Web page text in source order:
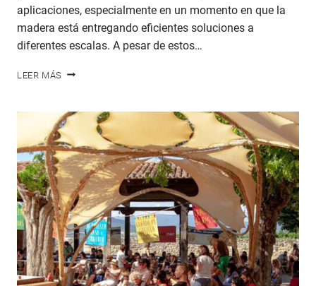
aplicaciones, especialmente en un momento en que la
madera está entregando eficientes soluciones a
diferentes escalas. A pesar de estos…
LEER MÁS ¿QUÉ
MADERA
ACETILADA?
#ARQUITECTURADEMADERA